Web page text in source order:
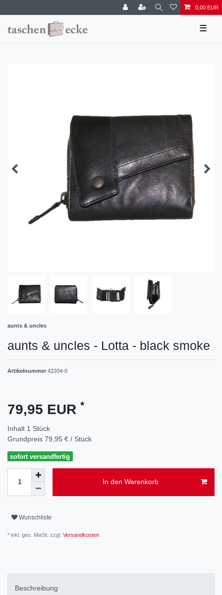
0,00 EUR
☰
aunts & uncles
aunts & uncles - Lotta - black smoke
Artikelnummer 42204-0
79,95 EUR *
Inhalt 1 Stück
Grundpreis 79,95 € / Stück
sofort versandfertig
In den Warenkorb
Wunschliste
* inkl. ges. MwSt. zzgl. Versandkosten
Beschreibung